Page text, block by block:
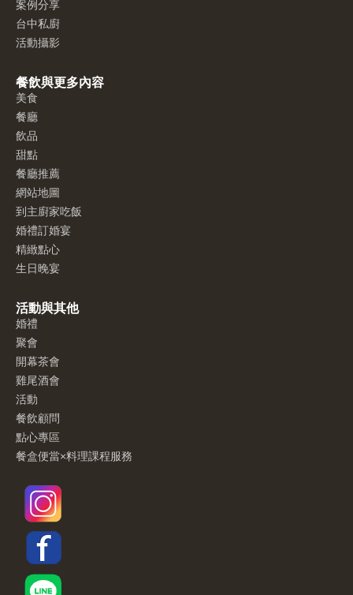
案例分享
台中私廚
活動攝影
餐飲與更多內容
美食
餐廳
飲品
甜點
餐廳推薦
網站地圖
到主廚家吃飯
婚禮訂婚宴
精緻點心
生日晚宴
活動與其他
婚禮
聚會
開幕茶會
雞尾酒會
活動
餐飲顧問
點心專區
餐盒便當×料理課程服務